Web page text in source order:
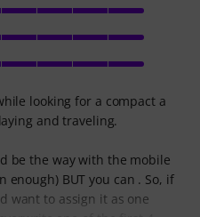
looking for a compact a
and traveling.
be the way with the mobile
enough) BUT you can . So, if
want to assign it as one